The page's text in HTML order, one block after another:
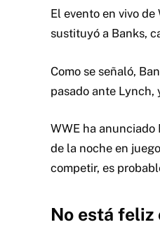
El evento en vivo
sustituyó a Banks,
Como se señaló,
pasado ante Lynch,
WWE ha anunciado
de la noche en
competir, es
No está